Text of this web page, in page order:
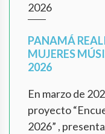
2026
PANAMÁ
MUJERES
2026
En marzo de
proyecto
2026” ,